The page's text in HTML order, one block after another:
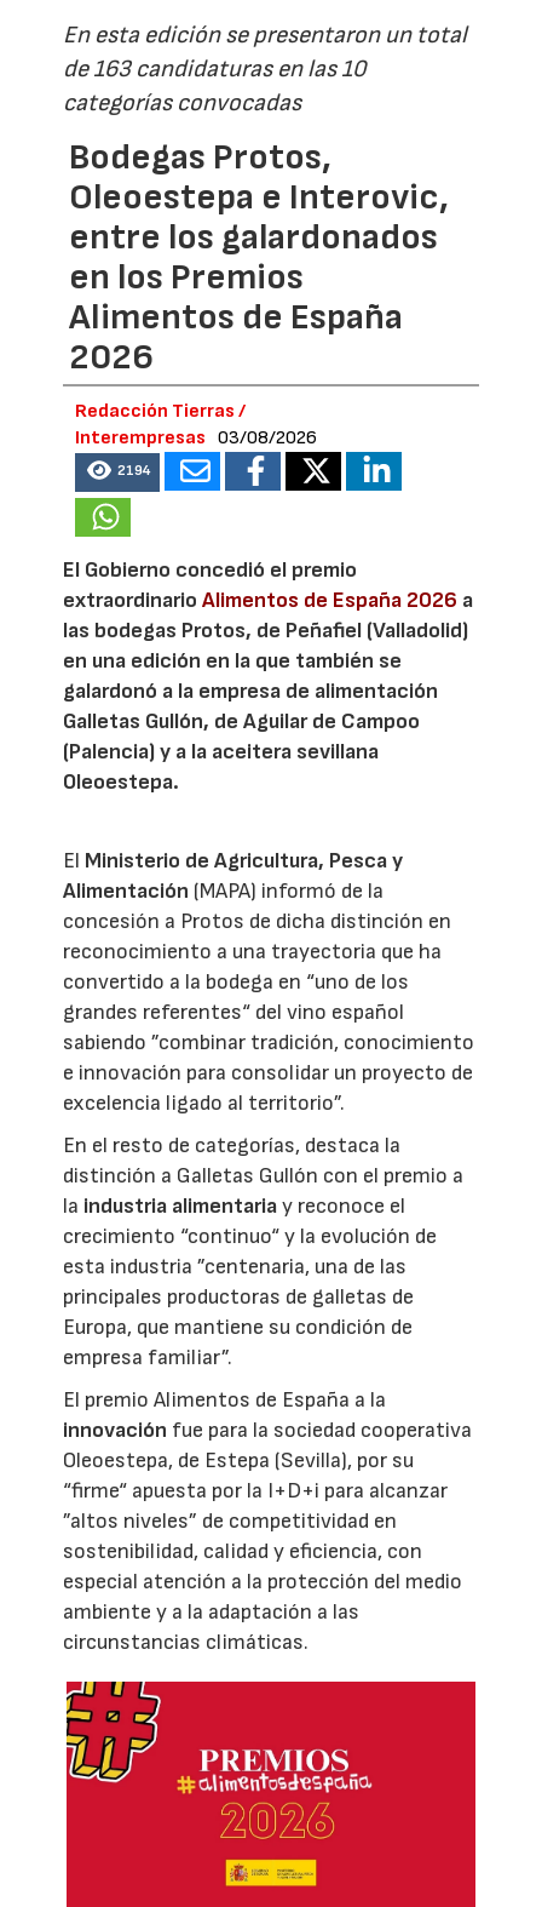
En esta edición se presentaron un total
de 163 candidaturas en las 10
categorías convocadas
Bodegas Protos,
Oleoestepa e Interovic,
entre los galardonados
en los Premios
Alimentos de España
2026
Redacción Tierras /
Interempresas
03/08/2026
2194
El Gobierno concedió el premio
extraordinarioAlimentos de España 2026 a
las bodegas Protos, de Peñafiel (Valladolid)
en una edición en la que también se
galardonó a la empresa de alimentación
Galletas Gullón, de Aguilar de Campoo
(Palencia) y a la aceitera sevillana
Oleoestepa.
El Ministerio de Agricultura, Pesca y
Alimentación (MAPA) informó de la
concesión a Protos de dicha distinción en
reconocimiento a una trayectoria que ha
convertido a la bodega en “uno de los
grandes referentes“ del vino español
sabiendo ”combinar tradición, conocimiento
e innovación para consolidar un proyecto de
excelencia ligado al territorio”.
En el resto de categorías, destaca la
distinción a Galletas Gullón con el premio a
la industria alimentariay reconoce el
crecimiento “continuo“ y la evolución de
esta industria ”centenaria, una de las
principales productoras de galletas de
Europa, que mantiene su condición de
empresa familiar”.
El premio Alimentos de España a la
innovación fue para la sociedad cooperativa
Oleoestepa, de Estepa (Sevilla), por su
“firme“ apuesta por la I+D+i para alcanzar
”altos niveles” de competitividad en
sostenibilidad, calidad y eficiencia, con
especial atención a la protección del medio
ambiente y a la adaptación a las
circunstancias climáticas.